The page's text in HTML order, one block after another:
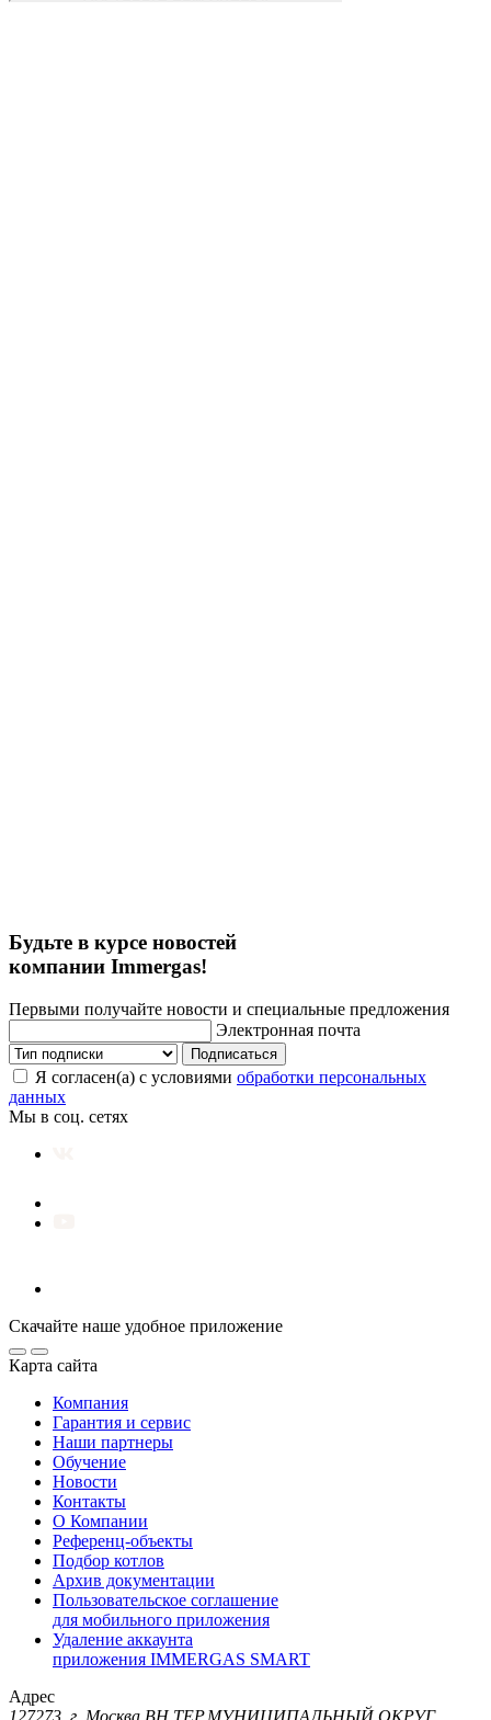
Будьте в курсе новостей
компании Immergas!
Первыми получайте новости и специальные предложения
Электронная почта
Подписаться
Я согласен(а) с условиями обработки персональных
данных
Мы в соц. сетях
Скачайте наше удобное приложение
Карта сайта
Компания
Гарантия и сервис
Наши партнеры
Обучение
Новости
Контакты
О Компании
Референц-объекты
Подбор котлов
Архив документации
Пользовательское соглашение
для мобильного приложения
Удаление аккаунта
приложения IMMERGAS SMART
Адрес
127273, г. Москва ВН.ТЕР.МУНИЦИПАЛЬНЫЙ ОКРУГ